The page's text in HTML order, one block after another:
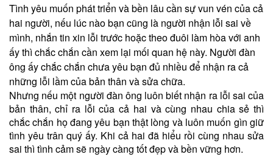
Tình yêu muốn phát triển và bền lâu cần sự vun vén của cả
hai người, nếu lúc nào bạn cũng là người nhận lỗi sai về
mình, nhắn tin xin lỗi trước hoặc theo đuôi làm hòa với anh
ấy thì chắc chắn cần xem lại mối quan hệ này. Người đàn
ông ấy chắc chắn chưa yêu bạn đủ nhiều để nhận ra cả
những lỗi lầm của bản thân và sửa chữa.
Nhưng nếu một người đàn ông luôn biết nhận ra lỗi sai của
bản thân, chỉ ra lỗi của cả hai và cùng nhau chia sẻ thì
chắc chắn họ đang yêu bạn thật lòng và luôn muốn gìn giữ
tình yêu trân quý ấy. Khi cả hai đã hiểu rồi cùng nhau sửa
sai thì tình cảm sẽ ngày càng tốt đẹp và bền vững hơn.